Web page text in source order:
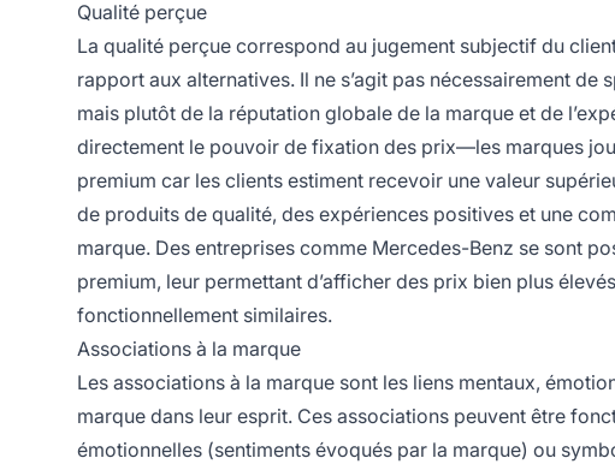
Qualité perçue
La qualité perçue correspond au jugement subjectif du
rapport aux alternatives. Il ne s’agit pas nécessairement
mais plutôt de la réputation globale de la marque et de
directement le pouvoir de fixation des prix—les marques
premium car les clients estiment recevoir une valeur
de produits de qualité, des expériences positives et une
marque. Des entreprises comme Mercedes-Benz se sont
premium, leur permettant d’afficher des prix bien plus
fonctionnellement similaires.
Associations à la marque
Les associations à la marque sont les liens mentaux,
marque dans leur esprit. Ces associations peuvent être
émotionnelles (sentiments évoqués par la marque) ou